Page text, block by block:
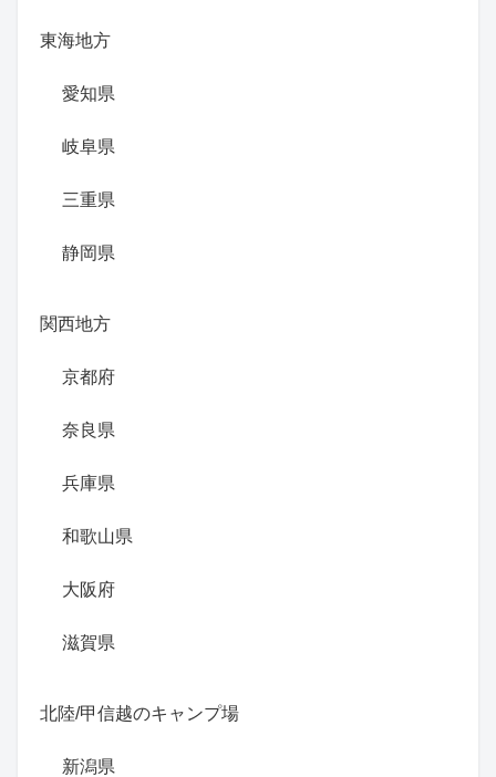
東海地方
愛知県
岐阜県
三重県
静岡県
関西地方
京都府
奈良県
兵庫県
和歌山県
大阪府
滋賀県
北陸/甲信越のキャンプ場
新潟県